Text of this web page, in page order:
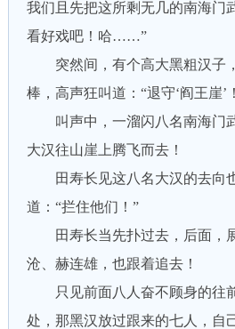
我们且先把这所剩无几的南海门
看好戏吧！哈……”
突然间，有个高大黑粗汉子
棒，高声狂叫道：“退守‘阎王崖’
叫声中，一溜闪八名南海门
大汉往山崖上腾飞而去！
田寿长见这八名大汉的去向
道：“拦住他们！”
田寿长当先扑过去，后面，
沧、赫连雄，也跟着追去！
只见前面八人奋不顾身的往
处，那黑汉放过跟来的七人，自